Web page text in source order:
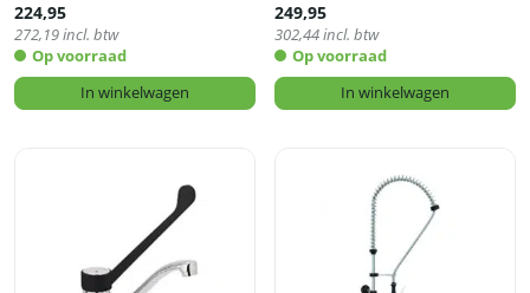
224,95
272,19incl. btw
Op voorraad
In winkelwagen
249,95
302,44incl. btw
Op voorraad
In winkelwagen